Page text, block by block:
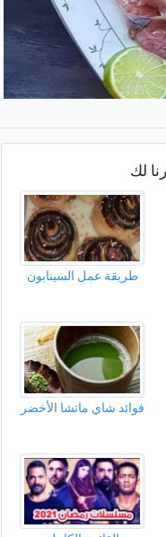
لك
طريقة عمل السينابون
فوائد شاي ماتشا الأخضر